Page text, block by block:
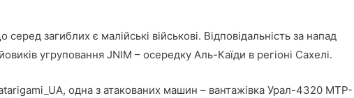
загиблих є малійські військові. Відповідальність за напад
угруповання JNIM – осередку Аль-Каїди в регіоні Сахелі.
одна з атакованих машин – вантажівка Урал-4320 MTP-